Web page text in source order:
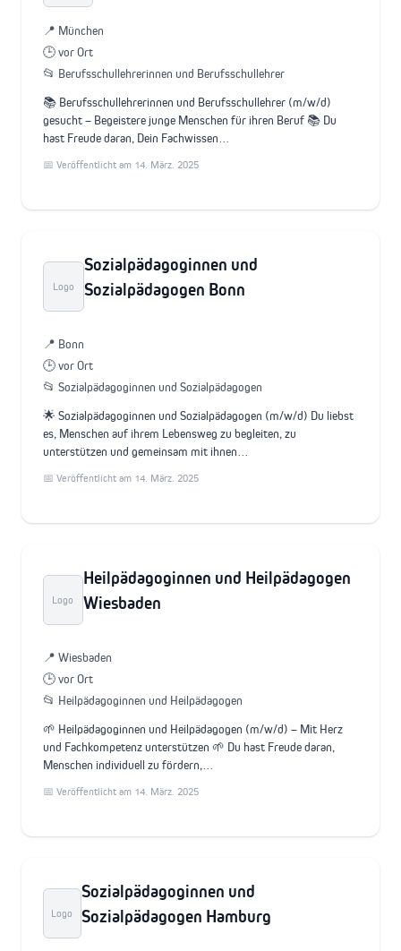
📍 München
🕒 vor Ort
📂 Berufsschullehrerinnen und Berufsschullehrer
📚 Berufsschullehrerinnen und Berufsschullehrer (m/w/d)
gesucht – Begeistere junge Menschen für ihren Beruf 📚 Du
hast Freude daran, Dein Fachwissen…
📅 Veröffentlicht am 14. März. 2025
Logo
Sozialpädagoginnen und
Sozialpädagogen Bonn
📍 Bonn
🕒 vor Ort
📂 Sozialpädagoginnen und Sozialpädagogen
🌟 Sozialpädagoginnen und Sozialpädagogen (m/w/d) Du liebst
es, Menschen auf ihrem Lebensweg zu begleiten, zu
unterstützen und gemeinsam mit ihnen…
📅 Veröffentlicht am 14. März. 2025
Logo
Heilpädagoginnen und Heilpädagogen
Wiesbaden
📍 Wiesbaden
🕒 vor Ort
📂 Heilpädagoginnen und Heilpädagogen
🌱 Heilpädagoginnen und Heilpädagogen (m/w/d) – Mit Herz
und Fachkompetenz unterstützen 🌱 Du hast Freude daran,
Menschen individuell zu fördern,…
📅 Veröffentlicht am 14. März. 2025
Logo
Sozialpädagoginnen und
Sozialpädagogen Hamburg